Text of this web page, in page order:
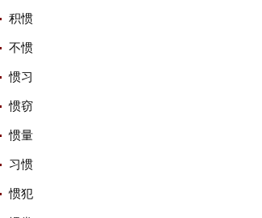
积惯
不惯
惯习
惯窃
惯量
习惯
惯犯